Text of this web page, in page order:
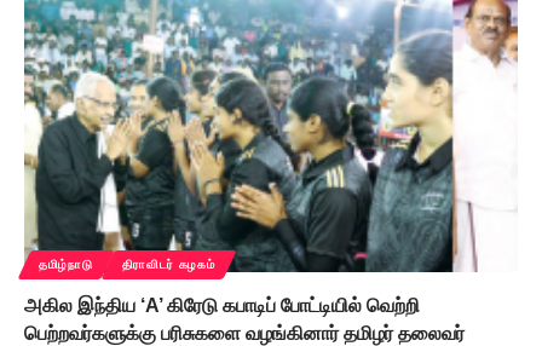
தமிழ்நாடு திராவிடர் கழகம்
அகில இந்திய ‘A’ கிரேடு கபாடிப் போட்டியில் வெற்றி
பெற்றவர்களுக்கு பரிசுகளை வழங்கினார் தமிழர் தலைவர்